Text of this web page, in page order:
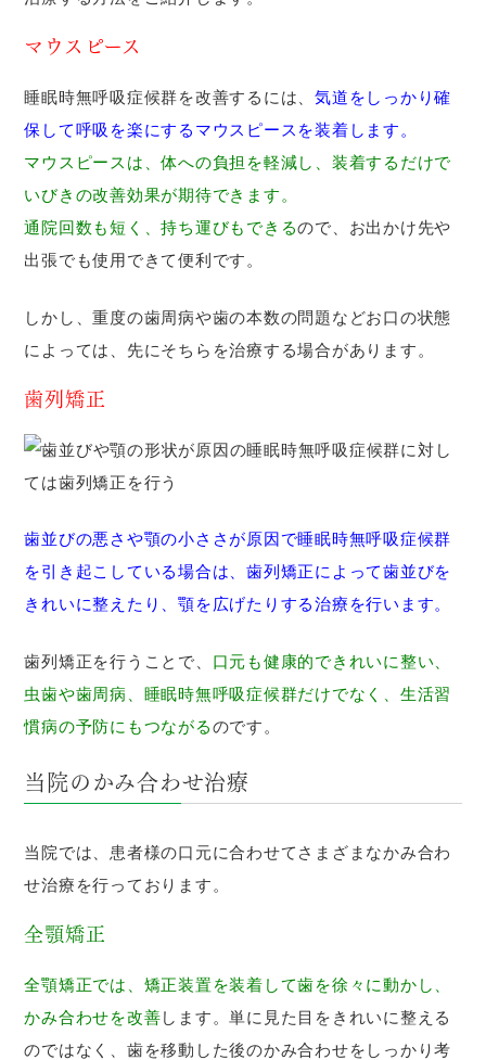
マウスピース
睡眠時無呼吸症候群を改善するには、気道をしっかり確
保して呼吸を楽にするマウスピースを装着します。
マウスピースは、体への負担を軽減し、装着するだけで
いびきの改善効果が期待できます。
通院回数も短く、持ち運びもできるので、お出かけ先や
出張でも使用できて便利です。
しかし、重度の歯周病や歯の本数の問題などお口の状態
によっては、先にそちらを治療する場合があります。
歯列矯正
歯並びの悪さや顎の小ささが原因で睡眠時無呼吸症候群
を引き起こしている場合は、歯列矯正によって歯並びを
きれいに整えたり、顎を広げたりする治療を行います。
歯列矯正を行うことで、 口元も健康的できれいに整い、
虫歯や歯周病、睡眠時無呼吸症候群だけでなく、生活習
慣病の予防にもつながるのです。
当院のかみ合わせ治療
当院では、患者様の口元に合わせてさまざまなかみ合わ
せ治療を行っております。
全顎矯正
全顎矯正では、矯正装置を装着して歯を徐々に動かし、
かみ合わせを改善します。単に見た目をきれいに整える
のではなく、歯を移動した後のかみ合わせをしっかり考